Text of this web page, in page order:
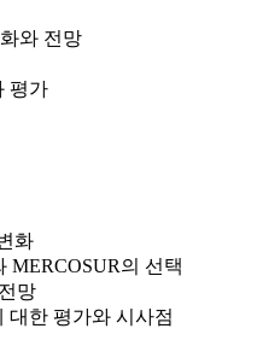
와 전망
평가
화
MERCOSUR의 선택
망
대한 평가와 시사점